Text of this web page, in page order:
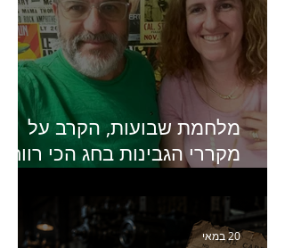
מלחמת שבועות, הקרב על
מקררי הגבינות בחג הכי רווחי
סמנכ״לית השיווק והמכירות
של מחלבות גד
20 במאי